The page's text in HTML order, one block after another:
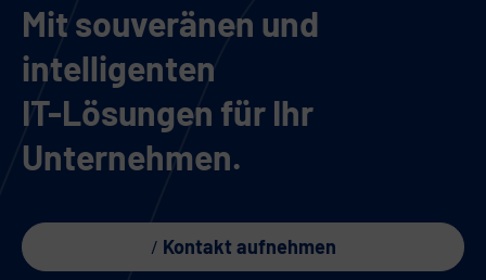
Mit souveränen und
intelligenten
IT-Lösungen für Ihr
Unternehmen.
Kontakt aufnehmen